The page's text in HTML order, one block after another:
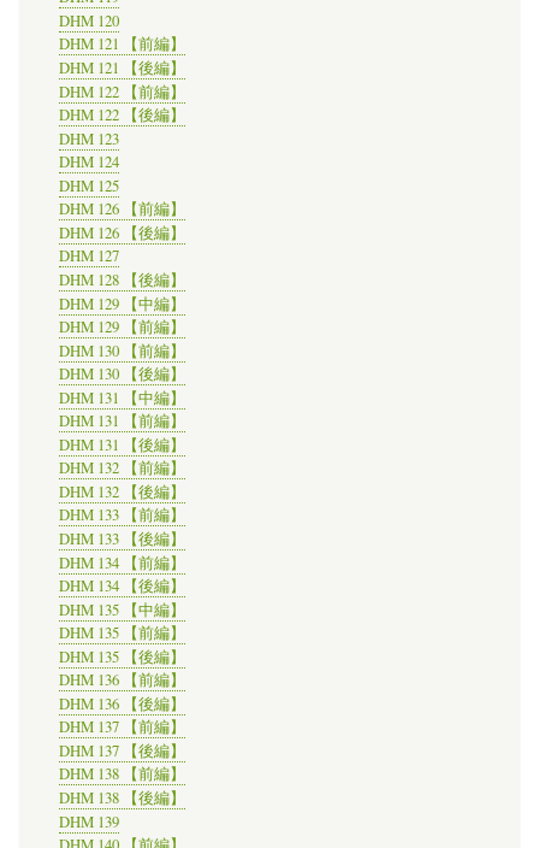
DHM 120
DHM 121 【前編】
DHM 121 【後編】
DHM 122 【前編】
DHM 122 【後編】
DHM 123
DHM 124
DHM 125
DHM 126 【前編】
DHM 126 【後編】
DHM 127
DHM 128 【後編】
DHM 129 【中編】
DHM 129 【前編】
DHM 130 【前編】
DHM 130 【後編】
DHM 131 【中編】
DHM 131 【前編】
DHM 131 【後編】
DHM 132 【前編】
DHM 132 【後編】
DHM 133 【前編】
DHM 133 【後編】
DHM 134 【前編】
DHM 134 【後編】
DHM 135 【中編】
DHM 135 【前編】
DHM 135 【後編】
DHM 136 【前編】
DHM 136 【後編】
DHM 137 【前編】
DHM 137 【後編】
DHM 138 【前編】
DHM 138 【後編】
DHM 139